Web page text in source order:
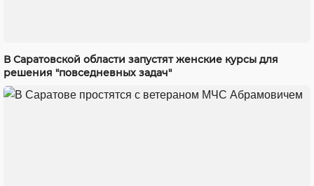
В Саратовской области запустят женские курсы для
решения "повседневных задач"